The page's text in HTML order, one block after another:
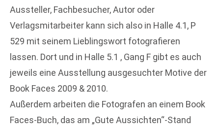
Aussteller, Fachbesucher, Autor oder
Verlagsmitarbeiter kann sich also in Halle 4.1, P
529 mit seinem Lieblingswort fotografieren
lassen. Dort und in Halle 5.1 , Gang F gibt es auch
jeweils eine Ausstellung ausgesuchter Motive der
Book Faces 2009 & 2010.
Außerdem arbeiten die Fotografen an einem Book
Faces-Buch, das am „Gute Aussichten“-Stand